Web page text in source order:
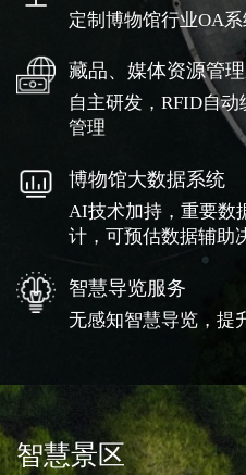
定制博物馆行业OA
藏品、媒体资源管
自主研发，RFID自
管理
博物馆大数据系统
AI技术加持，重要数
计，可预估数据辅助
智慧导览服务
无感知智慧导览，提
智慧景区